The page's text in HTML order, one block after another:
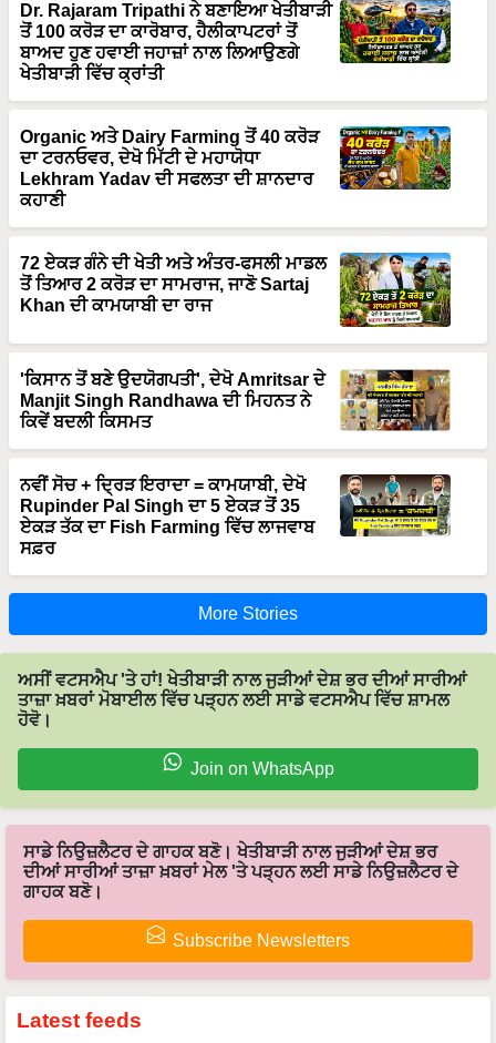
Dr. Rajaram Tripathi ਨੇ ਬਣਾਇਆ ਖੇਤੀਬਾੜੀ
ਤੋਂ 100 ਕਰੋੜ ਦਾ ਕਾਰੋਬਾਰ, ਹੈਲੀਕਾਪਟਰਾਂ ਤੋਂ
ਬਾਅਦ ਹੁਣ ਹਵਾਈ ਜਹਾਜ਼ਾਂ ਨਾਲ ਲਿਆਉਣਗੇ
ਖੇਤੀਬਾੜੀ ਵਿੱਚ ਕ੍ਰਾਂਤੀ
Organic ਅਤੇ Dairy Farming ਤੋਂ 40 ਕਰੋੜ
ਦਾ ਟਰਨਓਵਰ, ਦੇਖੋ ਮਿੱਟੀ ਦੇ ਮਹਾਯੋਧਾ
Lekhram Yadav ਦੀ ਸਫਲਤਾ ਦੀ ਸ਼ਾਨਦਾਰ
ਕਹਾਣੀ
72 ਏਕੜ ਗੰਨੇ ਦੀ ਖੇਤੀ ਅਤੇ ਅੰਤਰ-ਫਸਲੀ ਮਾਡਲ
ਤੋਂ ਤਿਆਰ 2 ਕਰੋੜ ਦਾ ਸਾਮਰਾਜ, ਜਾਣੋ Sartaj
Khan ਦੀ ਕਾਮਯਾਬੀ ਦਾ ਰਾਜ
'ਕਿਸਾਨ ਤੋਂ ਬਣੇ ਉਦਯੋਗਪਤੀ', ਦੇਖੋ Amritsar ਦੇ
Manjit Singh Randhawa ਦੀ ਮਿਹਨਤ ਨੇ
ਕਿਵੇਂ ਬਦਲੀ ਕਿਸਮਤ
ਨਵੀਂ ਸੋਚ + ਦ੍ਰਿੜ ਇਰਾਦਾ = ਕਾਮਯਾਬੀ, ਦੇਖੋ
Rupinder Pal Singh ਦਾ 5 ਏਕੜ ਤੋਂ 35
ਏਕੜ ਤੱਕ ਦਾ Fish Farming ਵਿੱਚ ਲਾਜਵਾਬ
ਸਫ਼ਰ
More Stories
ਅਸੀਂ ਵਟਸਐਪ 'ਤੇ ਹਾਂ! ਖੇਤੀਬਾੜੀ ਨਾਲ ਜੁੜੀਆਂ ਦੇਸ਼ ਭਰ ਦੀਆਂ ਸਾਰੀਆਂ
ਤਾਜ਼ਾ ਖ਼ਬਰਾਂ ਮੋਬਾਈਲ ਵਿੱਚ ਪੜ੍ਹਨ ਲਈ ਸਾਡੇ ਵਟਸਐਪ ਵਿੱਚ ਸ਼ਾਮਲ
ਹੋਵੋ।
Join on WhatsApp
ਸਾਡੇ ਨਿਉਜ਼ਲੈਟਰ ਦੇ ਗਾਹਕ ਬਣੋ। ਖੇਤੀਬਾੜੀ ਨਾਲ ਜੁੜੀਆਂ ਦੇਸ਼ ਭਰ
ਦੀਆਂ ਸਾਰੀਆਂ ਤਾਜ਼ਾ ਖ਼ਬਰਾਂ ਮੇਲ 'ਤੇ ਪੜ੍ਹਨ ਲਈ ਸਾਡੇ ਨਿਉਜ਼ਲੈਟਰ ਦੇ
ਗਾਹਕ ਬਣੋ।
Subscribe Newsletters
Latest feeds